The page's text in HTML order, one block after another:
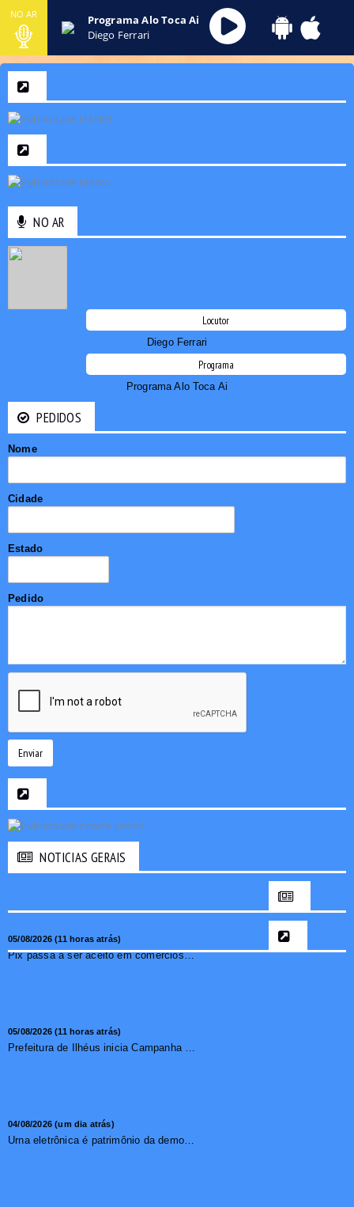
NO AR
Programa Alo Toca Ai
Diego Ferrari
NO AR
Locutor
Diego Ferrari
Programa
Programa Alo Toca Ai
PEDIDOS
Nome
Cidade
Estado
Pedido
Enviar
NOTICIAS GERAIS
05/08/2026 (11 horas atrás)
Pix passa a ser aceito em comércios de oito países e amplia opções de pagamento para brasileiros no exterior
05/08/2026 (11 horas atrás)
Prefeitura de Ilhéus inicia Campanha de Multivacinação 2026
04/08/2026 (um dia atrás)
Urna eletrônica é patrimônio da democracia, diz presidente do TSE